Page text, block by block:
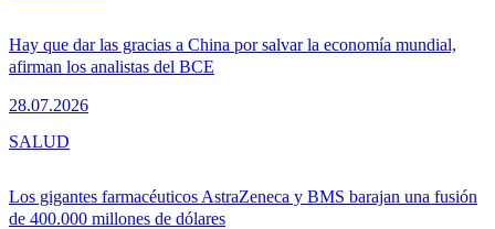
Hay que dar las gracias a China por salvar la economía mundial,
afirman los analistas del BCE
28.07.2026
Los gigantes farmacéuticos AstraZeneca y BMS barajan una fusión
de 400.000 millones de dólares
SALUD